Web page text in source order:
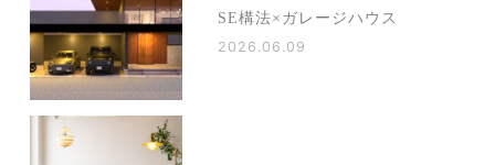
SE構法×ガレージハウス
2026.06.09